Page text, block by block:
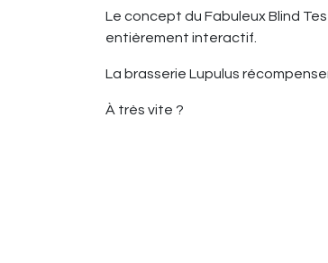
Le concept du Fabuleux Blind
entièrement interactif.
La brasserie Lupulus
À très vite ?